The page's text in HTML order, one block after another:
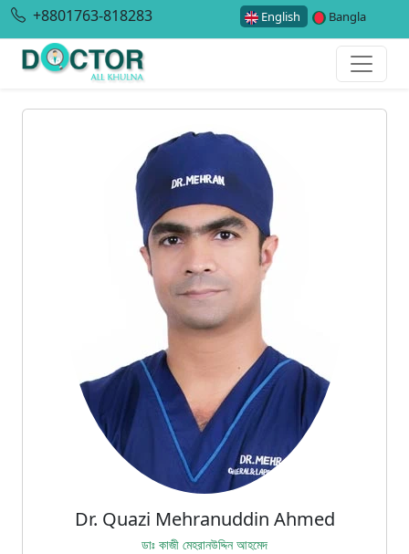
+8801763-818283 English Bangla
Dr. Quazi Mehranuddin Ahmed
ডাঃ কাজী মেহরানউদ্দিন আহমেদ